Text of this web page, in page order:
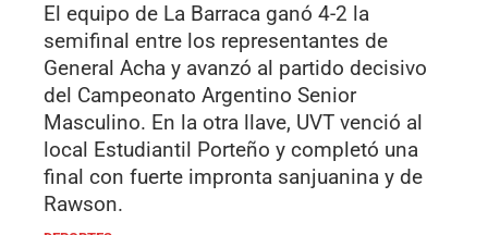
El equipo de La Barraca ganó 4-2 la
semifinal entre los representantes de
General Acha y avanzó al partido decisivo
del Campeonato Argentino Senior
Masculino. En la otra llave, UVT venció al
local Estudiantil Porteño y completó una
final con fuerte impronta sanjuanina y de
Rawson.